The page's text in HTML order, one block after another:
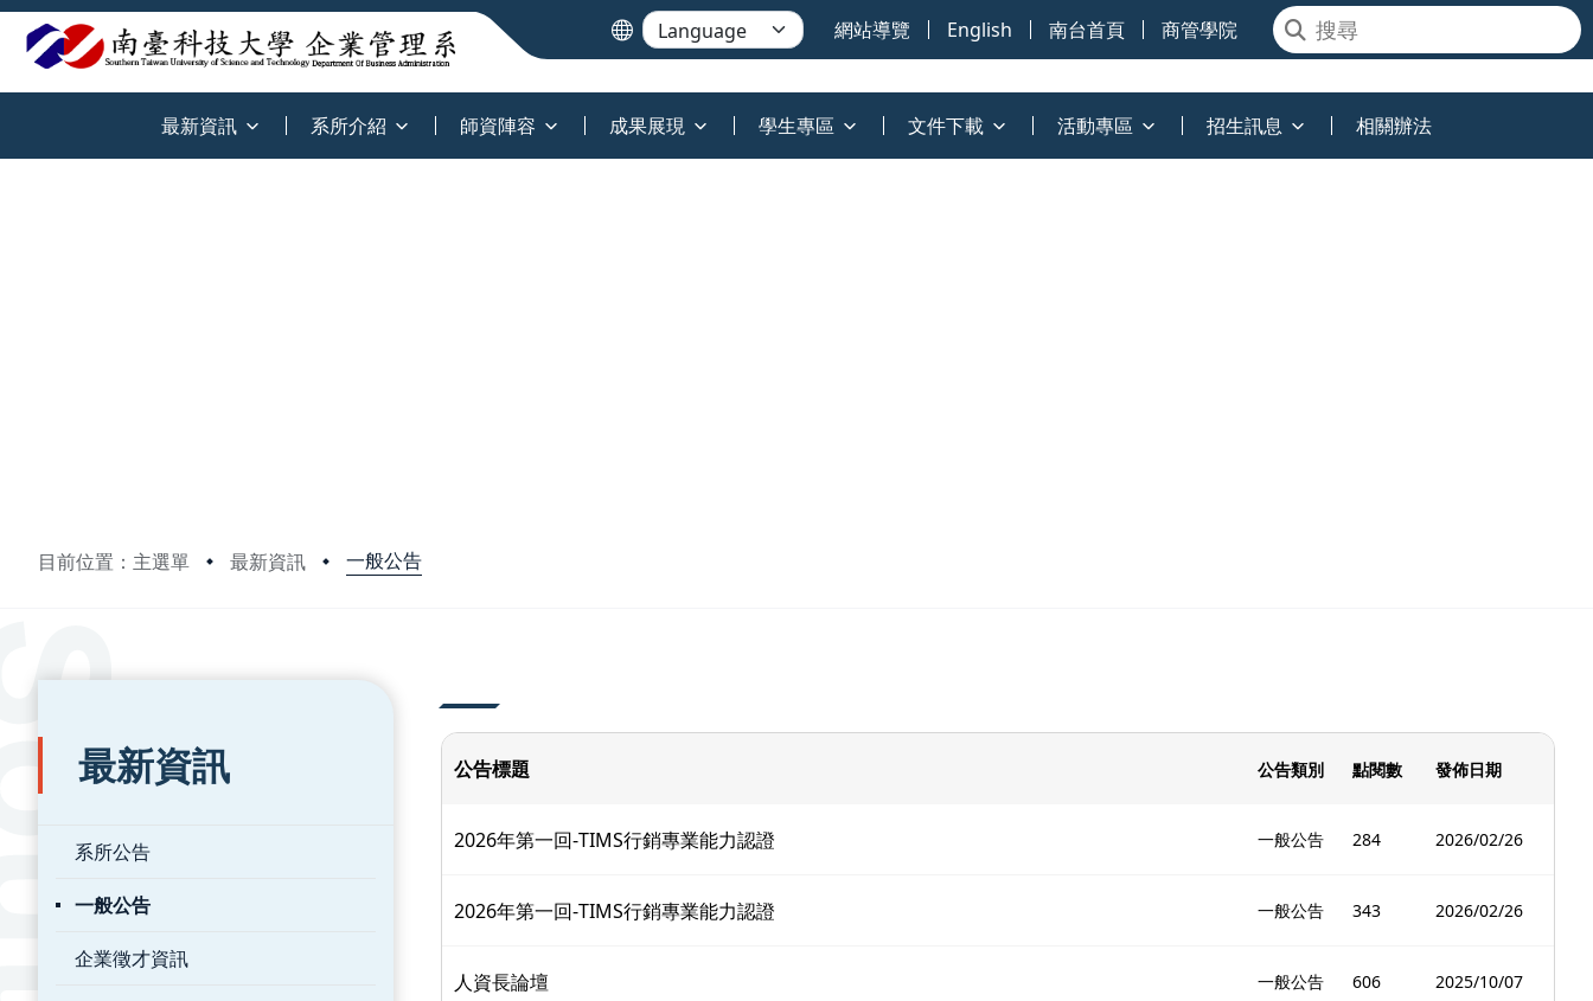
網站導覽 English 南台首頁 商管學院
最新資訊 系所介紹 師資陣容 成果展現 學生專區 文件下載 活動專區 招生訊息 相關辦法
目前位置：主選單 最新資訊 一般公告
:::
最新資訊
系所公告
一般公告
企業徵才資訊
公告標題 公告類別 點閱數 發佈日期
2026年第一回-TIMS行銷專業能力認證 一般公告 284 2026/02/26
2026年第一回-TIMS行銷專業能力認證 一般公告 343 2026/02/26
人資長論壇 一般公告 606 2025/10/07